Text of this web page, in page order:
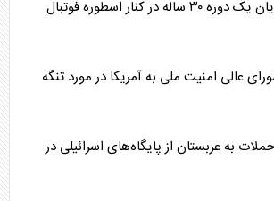
درگذشت مسی؛ پایان یک دوره ۳۰ ساله در کنار اسطوره فوتبال
عالی امنیت ملی به آمریکا در مورد تنگه
به عربستان از پایگاه‌های اسرائیلی در